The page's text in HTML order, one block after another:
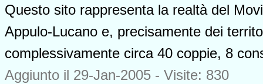
Questo sito rappresenta la realtà del
Appulo-Lucano e, precisamente dei
complessivamente circa 40 coppie, 8
Aggiunto il 29-Jan-2005 - Visite: 830